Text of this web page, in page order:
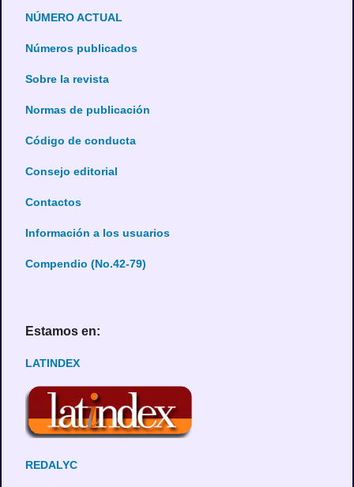
NÚMERO ACTUAL
Números publicados
Sobre la revista
Normas de publicación
Código de conducta
Consejo editorial
Contactos
Información a los usuarios
Compendio (No.42-79)
Estamos en:
LATINDEX
REDALYC